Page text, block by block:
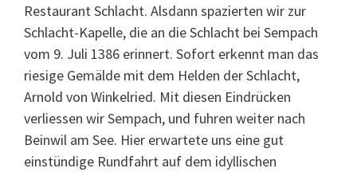
Restaurant Schlacht. Alsdann spazierten wir zur
Schlacht-Kapelle, die an die Schlacht bei Sempach
vom 9. Juli 1386 erinnert. Sofort erkennt man das
riesige Gemälde mit dem Helden der Schlacht,
Arnold von Winkelried. Mit diesen Eindrücken
verliessen wir Sempach, und fuhren weiter nach
Beinwil am See. Hier erwartete uns eine gut
einstündige Rundfahrt auf dem idyllischen